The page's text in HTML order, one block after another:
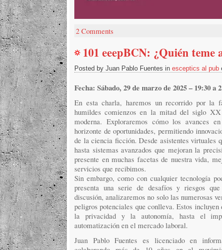
2 Comments
101 eeepBCN: ¿Quién teme
Posted by Juan Pablo Fuentes in esceptics al pub
Fecha: Sábado, 29 de marzo de 2025 – 19:30
En esta charla, haremos un recorrido por la
humildes comienzos en la mitad del siglo
moderna. Exploraremos cómo los avances
horizonte de oportunidades, permitiendo
de la ciencia ficción. Desde asistentes virtuales
hasta sistemas avanzados que mejoran la
presente en muchas facetas de nuestra vida,
servicios que recibimos.
Sin embargo, como con cualquier tecnología
presenta una serie de desafíos y riesgos
discusión, analizaremos no solo las numerosas
peligros potenciales que conlleva. Estos
la privacidad y la autonomía, hasta el
automatización en el mercado laboral.
Juan Pablo Fuentes es licenciado en